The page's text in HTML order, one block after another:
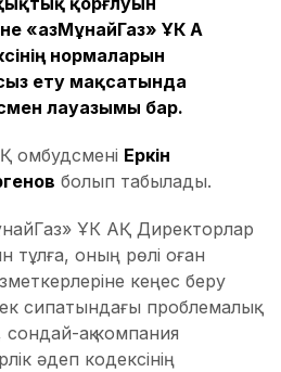
«ҚазМұнайГаз» ҰК АҚ
нормаларын
ету мақсатында
лауазымы бар.
омбудсмені Еркін
болып табылады.
ҰК АҚ Директорлар
тұлға, оның рөлі оған
кеңес беру
сипатындағы проблемалық
ақ компания
әдеп кодексінің